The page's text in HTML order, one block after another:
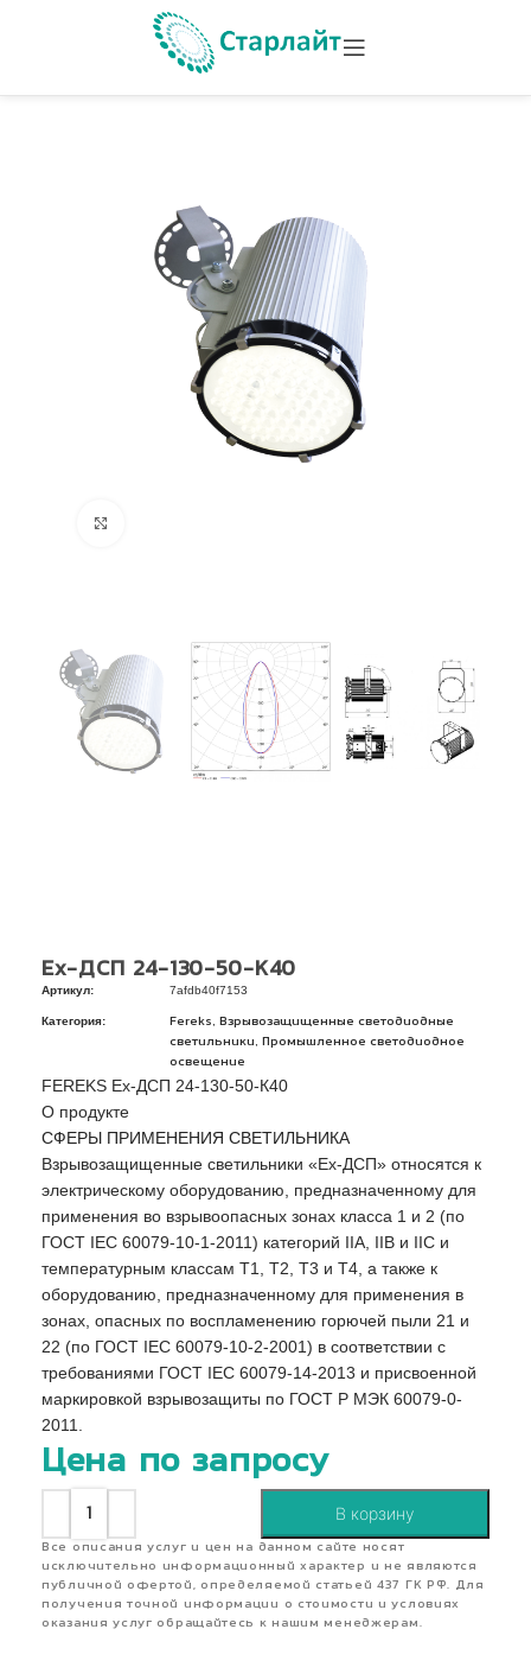
Ex-ДСП 24-130-50-К40
Артикул: 7afdb40f7153
Категория: Fereks
Взрывозащищенные светодиодные
светильники
Промышленное светодиодное
освещение
FEREKS Ex-ДСП 24-130-50-К40
О продукте
СФЕРЫ ПРИМЕНЕНИЯ СВЕТИЛЬНИКА
Взрывозащищенные светильники «Ex-ДСП» относятся к
электрическому оборудованию, предназначенному для
применения во взрывоопасных зонах класса 1 и 2 (по
ГОСТ IEC 60079-10-1-2011) категорий IIA, IIB и IIC и
температурным классам Т1, Т2, Т3 и Т4, а также к
оборудованию, предназначенному для применения в
зонах, опасных по воспламенению горючей пыли 21 и
22 (по ГОСТ IEC 60079-10-2-2001) в соответствии с
требованиями ГОСТ IEC 60079-14-2013 и присвоенной
маркировкой взрывозащиты по ГОСТ Р МЭК 60079-0-
2011.
Цена по запросу
В корзину
Все описания услуг и цен на данном сайте носят
исключительно информационный характер и не являются
публичной офертой, определяемой статьей 437 ГК РФ. Для
получения точной информации о стоимости и условиях
оказания услуг обращайтесь к нашим менеджерам.